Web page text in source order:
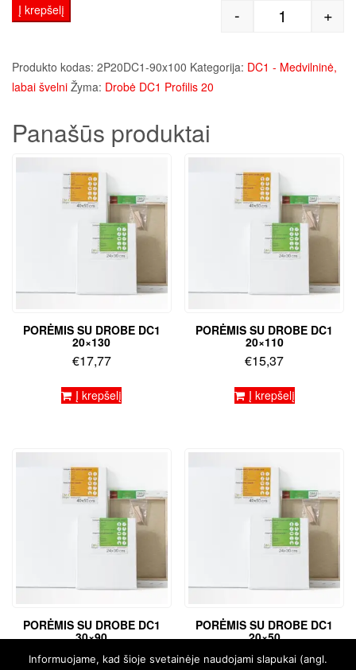
produkto
- +
Į krepšelį
Produkto kodas: 2P20DC1-90x100 Kategorija: DC1 - Medvilninė,
labai švelni Žyma: Drobė DC1 Profilis 20
Panašūs produktai
PORĖMIS SU DROBE DC1
20×130
€17,77
Į krepšelį
PORĖMIS SU DROBE DC1
20×110
€15,37
Į krepšelį
PORĖMIS SU DROBE DC1
30×90
€14,45
PORĖMIS SU DROBE DC1
20×50
€ 6,54
Informuojame, kad šioje svetainėje naudojami slapukai (angl.